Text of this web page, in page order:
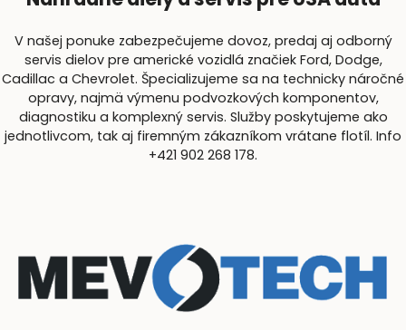
V našej ponuke zabezpečujeme dovoz, predaj aj odborný
servis dielov pre americké vozidlá značiek Ford, Dodge,
Cadillac a Chevrolet. Špecializujeme sa na technicky náročné
opravy, najmä výmenu podvozkových komponentov,
diagnostiku a komplexný servis. Služby poskytujeme ako
jednotlivcom, tak aj firemným zákazníkom vrátane flotíl. Info
+421 902 268 178.